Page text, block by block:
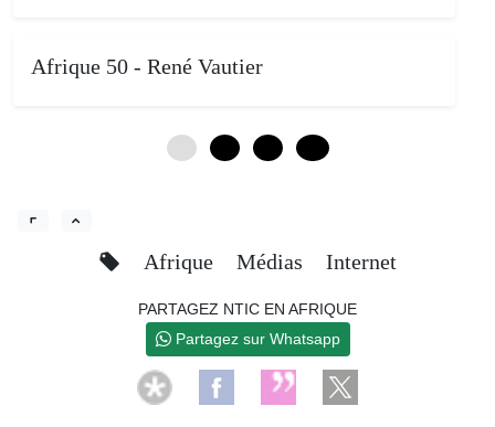
Afrique 50 - René Vautier
Afrique Médias Internet
PARTAGEZ NTIC EN AFRIQUE
Partagez sur Whatsapp